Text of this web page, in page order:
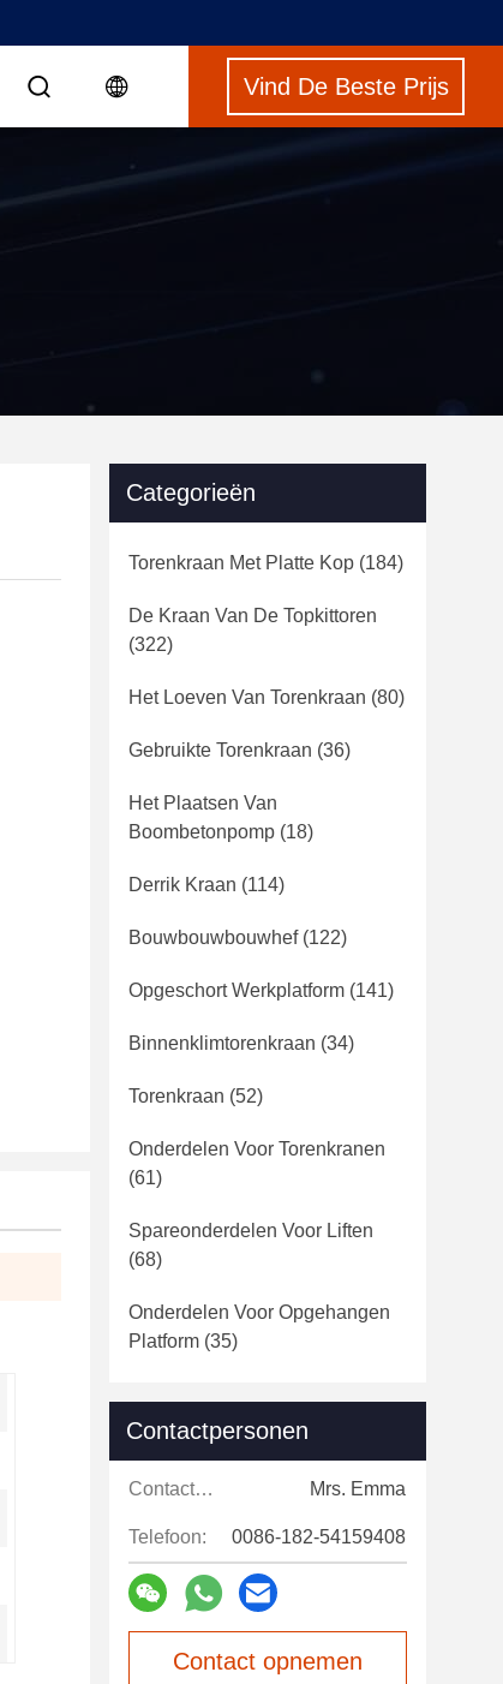
Vind De Beste Prijs
Categorieën
Torenkraan Met Platte Kop (184)
De Kraan Van De Topkittoren
(322)
Het Loeven Van Torenkraan (80)
Gebruikte Torenkraan (36)
Het Plaatsen Van
Boombetonpomp (18)
Derrik Kraan (114)
Bouwbouwbouwhef(122)
Opgeschort Werkplatform (141)
Binnenklimtorenkraan (34)
Torenkraan (52)
Onderdelen Voor Torenkranen
(61)
Spareonderdelen Voor Liften
(68)
Onderdelen Voor Opgehangen
Platform (35)
Contactpersonen
Contactpersonen: Mrs. Emma
Telefoon: 0086-182-54159408
Contact opnemen